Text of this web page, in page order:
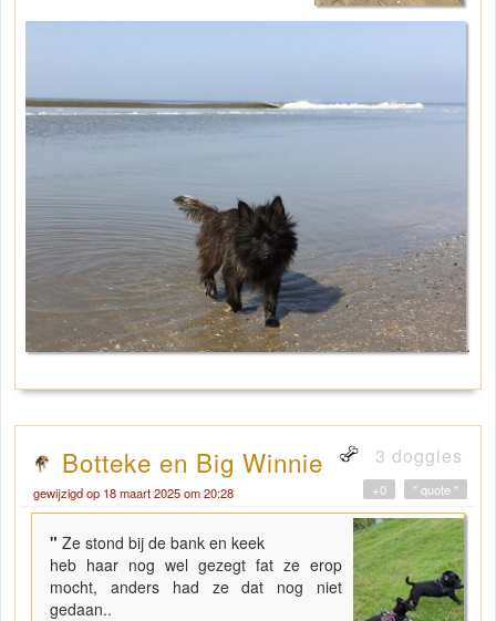
.
Botteke en Big Winnie 3 doggies
gewijzigd op 18 maart 2025 om 20:28 " quote "
+0
" Ze stond bij de bank en keek
heb haar nog wel gezegt fat ze erop
mocht, anders had ze dat nog niet
gedaan..